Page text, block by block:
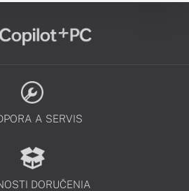
A SERVIS
DORUČENIA